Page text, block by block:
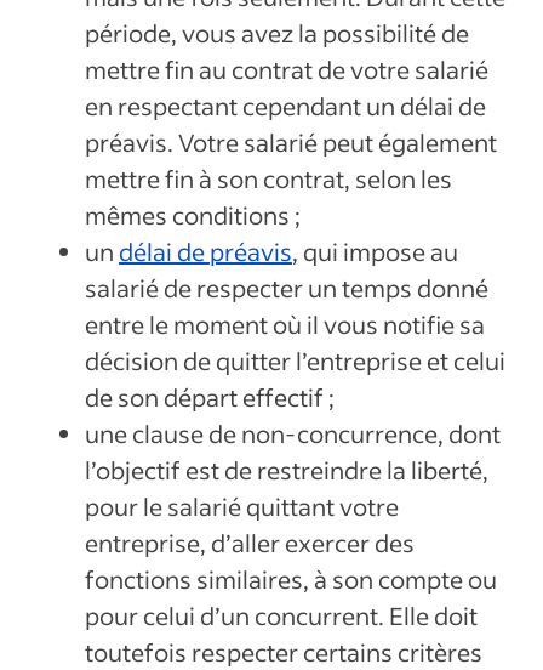
période, vous avez la possibilité de
mettre fin au contrat de votre salarié
en respectant cependant un délai de
préavis. Votre salarié peut également
mettre fin à son contrat, selon les
mêmes conditions ;
un délai de préavis, qui impose au
salarié de respecter un temps donné
entre le moment où il vous notifie sa
décision de quitter l’entreprise et celui
de son départ effectif ;
une clause de non-concurrence, dont
l’objectif est de restreindre la liberté,
pour le salarié quittant votre
entreprise, d’aller exercer des
fonctions similaires, à son compte ou
pour celui d’un concurrent. Elle doit
toutefois respecter certains critères